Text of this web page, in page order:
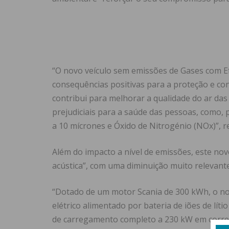
“O novo veículo sem emissões de Gases
consequências positivas para a proteção e
contribui para melhorar a qualidade do ar
prejudiciais para a saúde das pessoas,
a 10 mícrones e Óxido de Nitrogénio (NOx)”,
Além do impacto a nível de emissões, este
acústica”, com uma diminuição muito
“Dotado de um motor Scania de 300 kWh, o
elétrico alimentado por bateria de iões de
de carregamento completo a 230 kW em